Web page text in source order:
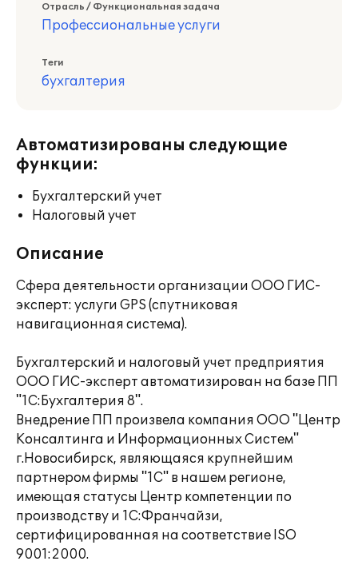
Отрасль / Функциональная задача
Профессиональные услуги
Теги
бухгалтерия
Автоматизированы следующие
функции:
Бухгалтерский учет
Налоговый учет
Описание
Сфера деятельности организации ООО ГИС-
эксперт: услуги GPS (спутниковая
навигационная система).
Бухгалтерский и налоговый учет предприятия
ООО ГИС-эксперт автоматизирован на базе ПП
"1С:Бухгалтерия 8".
Внедрение ПП произвела компания ООО "Центр
Консалтинга и Информационных Систем"
г.Новосибирск, являющаяся крупнейшим
партнером фирмы "1С" в нашем регионе,
имеющая статусы Центр компетенции по
производству и 1С:Франчайзи,
сертифицированная на соответствие ISO
9001:2000.